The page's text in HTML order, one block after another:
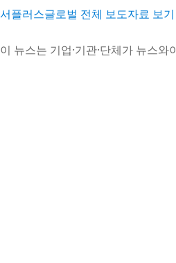
서플러스글로벌 전체 보도자료 보
이 뉴스는 기업·기관·단체가 뉴스